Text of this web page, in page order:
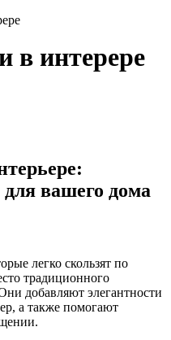
в интерере
вашего дома
легко скользят по
традиционного
добавляют элегантности
а также помогают